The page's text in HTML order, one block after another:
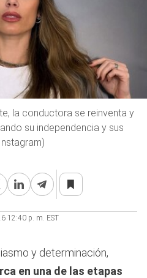
la conductora se reinventa y
su independencia y sus
12:40 p. m. EST
y determinación,
en una de las etapas